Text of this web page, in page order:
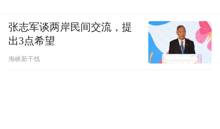
张志军谈两岸民间交流，提
出3点希望
海峡新干线